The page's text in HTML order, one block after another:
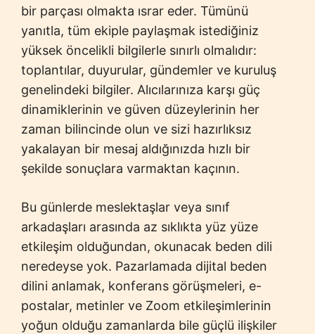
bir parçası olmakta ısrar eder. Tümünü
yanıtla, tüm ekiple paylaşmak istediğiniz
yüksek öncelikli bilgilerle sınırlı olmalıdır:
toplantılar, duyurular, gündemler ve kuruluş
genelindeki bilgiler. Alıcılarınıza karşı güç
dinamiklerinin ve güven düzeylerinin her
zaman bilincinde olun ve sizi hazırlıksız
yakalayan bir mesaj aldığınızda hızlı bir
şekilde sonuçlara varmaktan kaçının.
Bu günlerde meslektaşlar veya sınıf
arkadaşları arasında az sıklıkta yüz yüze
etkileşim olduğundan, okunacak beden dili
neredeyse yok. Pazarlamada dijital beden
dilini anlamak, konferans görüşmeleri, e-
postalar, metinler ve Zoom etkileşimlerinin
yoğun olduğu zamanlarda bile güçlü ilişkiler